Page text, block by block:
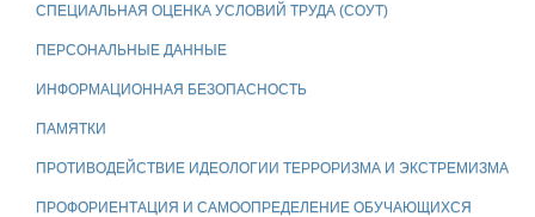
СПЕЦИАЛЬНАЯ ОЦЕНКА УСЛОВИЙ ТРУДА (СОУТ)
ПЕРСОНАЛЬНЫЕ ДАННЫЕ
ИНФОРМАЦИОННАЯ БЕЗОПАСНОСТЬ
ПАМЯТКИ
ПРОТИВОДЕЙСТВИЕ ИДЕОЛОГИИ ТЕРРОРИЗМА И ЭКСТРЕМИЗМА
ПРОФОРИЕНТАЦИЯ И САМООПРЕДЕЛЕНИЕ ОБУЧАЮЩИХСЯ